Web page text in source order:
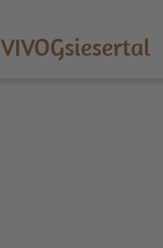
VIVOGsiesertal